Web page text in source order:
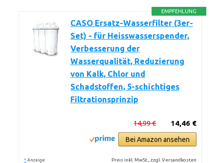
EMPFEHLUNG
CASO Ersatz-Wasserfilter (3er-
Set) - für Heisswasserspender,
Verbesserung der
Wasserqualität, Reduzierung
von Kalk, Chlor und
Schadstoffen, 5-schichtiges
Filtrationsprinzip
14,46 €
14,99 €
Bei Amazon ansehen
* Anzeige Preis inkl. MwSt., zzgl. Versandkosten